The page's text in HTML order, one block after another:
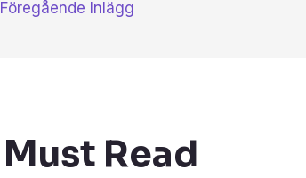
Föregående Inlägg
Must Read